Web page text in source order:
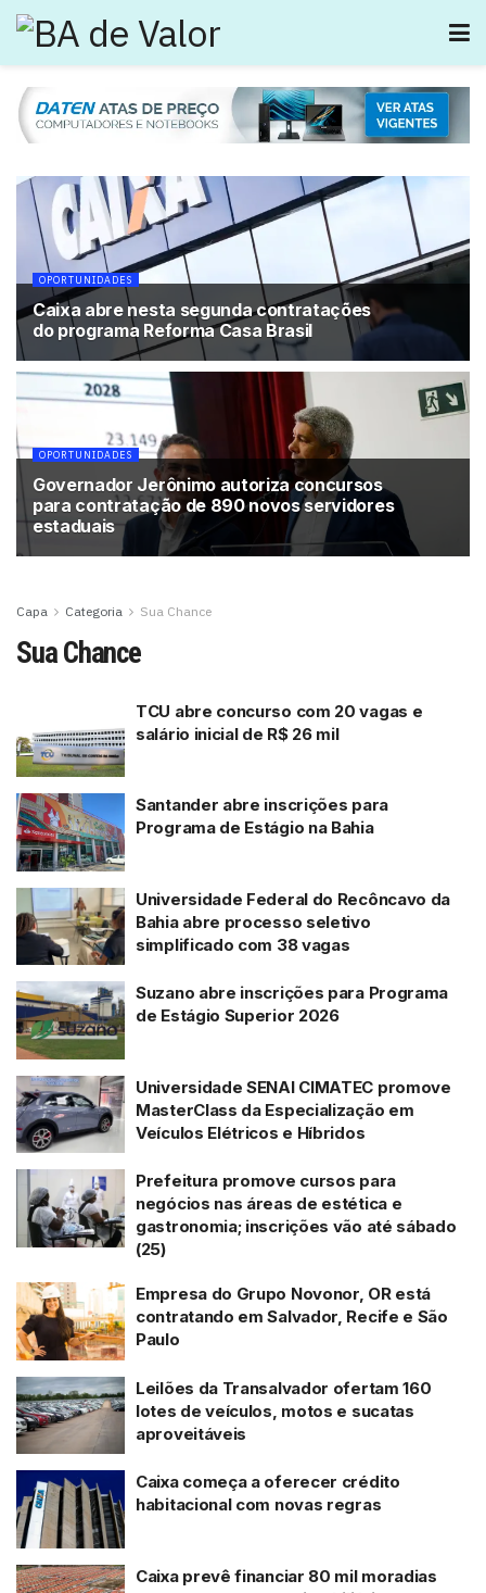
OPORTUNIDADES
Caixa abre nesta segunda contratações
do programa Reforma Casa Brasil
OPORTUNIDADES
Governador Jerônimo autoriza concursos
para contratação de 890 novos servidores
estaduais
Capa Categoria Sua Chance
Sua Chance
TCU abre concurso com 20 vagas e
salário inicial de R$ 26 mil
Santander abre inscrições para
Programa de Estágio na Bahia
Universidade Federal do Recôncavo da
Bahia abre processo seletivo
simplificado com 38 vagas
Suzano abre inscrições para Programa
de Estágio Superior 2026
Universidade SENAI CIMATEC promove
MasterClass da Especialização em
Veículos Elétricos e Híbridos
Prefeitura promove cursos para
negócios nas áreas de estética e
gastronomia; inscrições vão até sábado
(25)
Empresa do Grupo Novonor, OR está
contratando em Salvador, Recife e São
Paulo
Leilões da Transalvador ofertam 160
lotes de veículos, motos e sucatas
aproveitáveis
Caixa começa a oferecer crédito
habitacional com novas regras
Caixa prevê financiar 80 mil moradias